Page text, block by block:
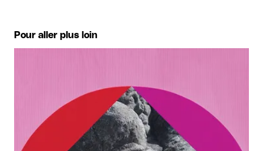
Pour aller plus loin